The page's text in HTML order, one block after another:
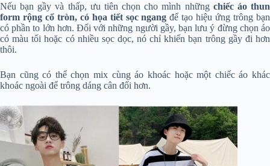
Nếu bạn gầy và thấp, ưu tiên chọn cho mình những chiếc áo thun
form rộng cổ tròn, có họa tiết sọc ngang để tạo hiệu ứng trông bạn
có phần to lớn hơn. Đối với những người gầy, bạn lưu ý đừng chọn áo
có màu tối hoặc có nhiều sọc dọc, nó chỉ khiến bạn trông gầy đi hơn
thôi.
Bạn cũng có thể chọn mix cùng áo khoác hoặc một chiếc áo khác
khoác ngoài để trông dáng cân đối hơn.